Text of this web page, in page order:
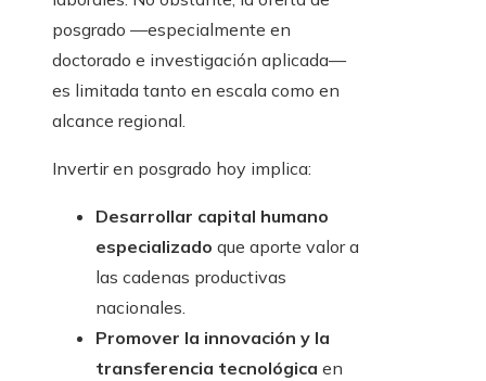
posgrado —especialmente en
doctorado e investigación aplicada—
es limitada tanto en escala como en
alcance regional.
Invertir en posgrado hoy implica:
Desarrollar capital humano
especializado que aporte valor a
las cadenas productivas
nacionales.
Promover la innovación y la
transferencia tecnológica en